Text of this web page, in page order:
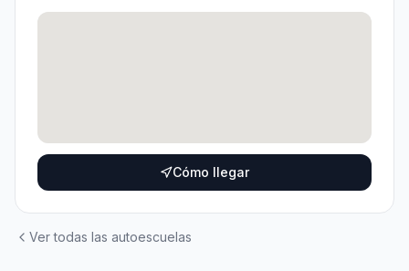
Cómo llegar
Ver todas las autoescuelas